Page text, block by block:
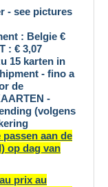
- see pictures
: Belgie €
: € 3,07
15 karten in
- fino a
de
-
(volgens
aan de
op dag van
prix au